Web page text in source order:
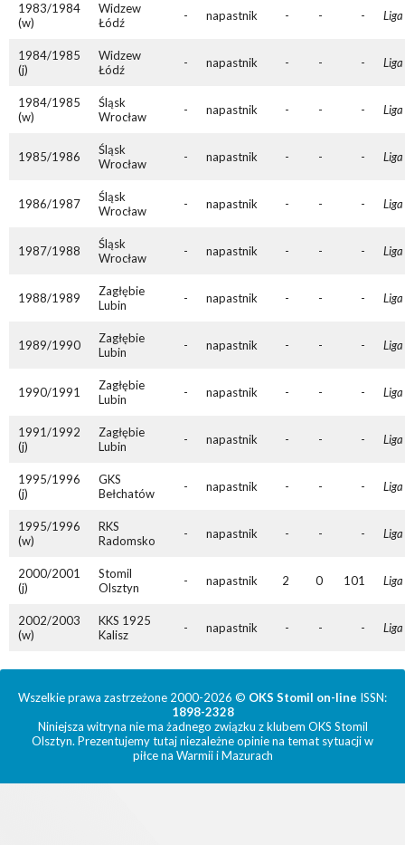
1983/1984
(w)
Widzew
Łódź
- napastnik - - - Liga
1984/1985
(j)
Widzew
Łódź
- napastnik - - - Liga
1984/1985
(w)
Śląsk
Wrocław
- napastnik - - - Liga
1985/1986
Śląsk
Wrocław
- napastnik - - - Liga
1986/1987
Śląsk
Wrocław
- napastnik - - - Liga
1987/1988
Śląsk
Wrocław
- napastnik - - - Liga
1988/1989
Zagłębie
Lubin
- napastnik - - - Liga
1989/1990
Zagłębie
Lubin
- napastnik - - - Liga
1990/1991
Zagłębie
Lubin
- napastnik - - - Liga
1991/1992
(j)
Zagłębie
Lubin
- napastnik - - - Liga
1995/1996
(j)
GKS
Bełchatów
- napastnik - - - Liga
1995/1996
(w)
RKS
Radomsko
- napastnik - - - Liga
2000/2001
(j)
Stomil
Olsztyn
- napastnik 2 0 101 Liga
2002/2003
(w)
KKS 1925
Kalisz
- napastnik - - - Liga
Wszelkie prawa zastrzeżone 2000-2026 © OKS Stomil on-line ISSN:
1898-2328
Niniejsza witryna nie ma żadnego związku z klubem OKS Stomil
Olsztyn. Prezentujemy tutaj niezależne opinie na temat sytuacji w
piłce na Warmii i Mazurach